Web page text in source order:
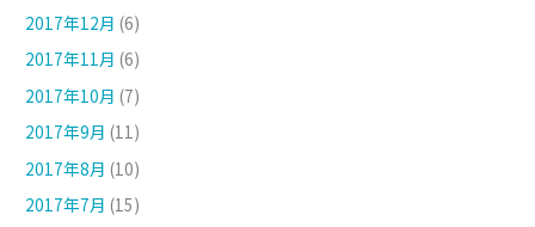
2017年12月 (6)
2017年11月 (6)
2017年10月 (7)
2017年9月 (11)
2017年8月 (10)
2017年7月 (15)